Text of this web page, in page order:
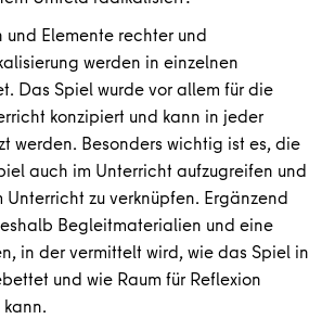
und Elemente rechter und
werden in einzelnen
Das Spiel wurde vor allem für die
konzipiert und kann in jeder
werden. Besonders wichtig ist es, die
auch im Unterricht aufzugreifen und
zu verknüpfen. Ergänzend
Begleitmaterialien und eine
in der vermittelt wird, wie das Spiel in
und wie Raum für Reflexion